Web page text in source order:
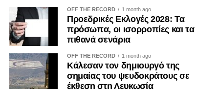
OFF THE RECORD 1 month ago
Προεδρικές Εκλογές 2028: Τα
πρόσωπα, οι ισορροπίες και τα
πιθανά σενάρια
OFF THE RECORD 1 month ago
Κάλεσαν τον δημιουργό της
σημαίας του ψευδοκράτους σε
έκθεση στη Λευκωσία